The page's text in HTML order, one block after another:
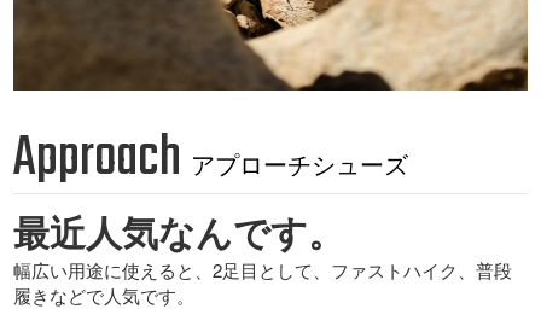
Approach アプローチシューズ
最近人気なんです。
幅広い用途に使えると、2足目として、ファストハイク、普段
履きなどで人気です。